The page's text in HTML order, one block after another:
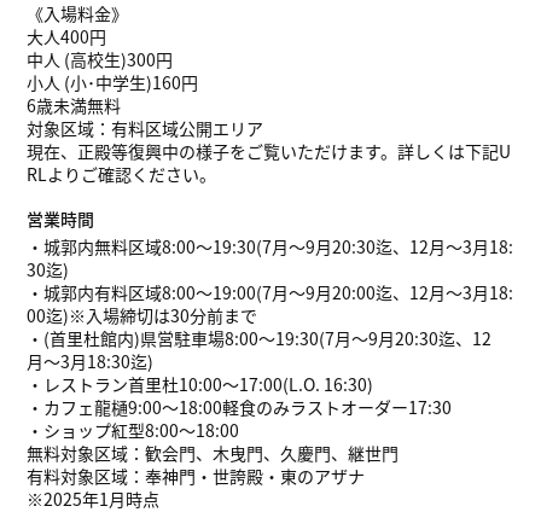
《入場料金》
大人400円
中人 (高校生)300円
小人 (小･中学生)160円
6歳未満無料
対象区域：有料区域公開エリア
現在、正殿等復興中の様子をご覧いただけます。詳しくは下記U
RLよりご確認ください。
営業時間
・城郭内無料区域8:00～19:30(7月〜9月20:30迄、12月〜3月18:
30迄)
・城郭内有料区域8:00～19:00(7月〜9月20:00迄、12月〜3月18:
00迄)※入場締切は30分前まで
・(首里杜館内)県営駐車場8:00～19:30(7月〜9月20:30迄、12
月〜3月18:30迄)
・レストラン首里杜10:00〜17:00(L.O. 16:30)
・カフェ龍樋9:00〜18:00軽食のみラストオーダー17:30
・ショップ紅型8:00〜18:00
無料対象区域：歓会門、木曳門、久慶門、継世門
有料対象区域：奉神門・世誇殿・東のアザナ
※2025年1月時点